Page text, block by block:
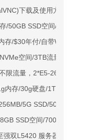
端独立IP/香港原生IP
线路
NVMe/5TB@10Gbps/
端口/KVM/洛杉矶
下载及使用方法(图)
/50GB SSD空间/不限流
/$30年付/自带Win
空间/3TB流量/1Gbps
限流量，2*E5-2620v2，洛
存/30g硬盘/1T流量/洛杉矶
5G SSD/500GB 费城
SSD空间/700GB流量/
双L5420 服务器亚洲优化